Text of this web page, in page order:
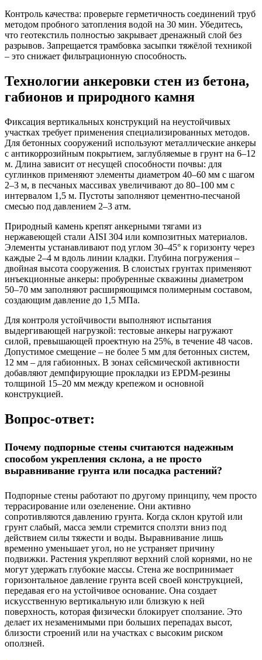
Контроль качества: проверьте герметичность соединений труб
методом пробного затопления водой на 30 мин. Убедитесь,
что геотекстиль полностью закрывает дренажный слой без
разрывов. Запрещается трамбовка засыпки тяжёлой техникой
– это снижает фильтрационную способность.
Технологии анкеровки стен из бетона,
габионов и природного камня
Фиксация вертикальных конструкций на неустойчивых
участках требует применения специализированных методов.
Для бетонных сооружений используют металлические анкеры
с антикоррозийным покрытием, заглубляемые в грунт на 6–12
м. Длина зависит от несущей способности почвы: для
суглинков применяют элементы диаметром 40–60 мм с шагом
2–3 м, в песчаных массивах увеличивают до 80–100 мм с
интервалом 1,5 м. Пустоты заполняют цементно-песчаной
смесью под давлением 2–3 атм.
Природный камень крепят анкерными тягами из
нержавеющей стали AISI 304 или композитных материалов.
Элементы устанавливают под углом 30–45° к горизонту через
каждые 2–4 м вдоль линии кладки. Глубина погружения –
двойная высота сооружения. В слоистых грунтах применяют
инъекционные анкеры: пробуренные скважины диаметром
50–70 мм заполняют расширяющимся полимерным составом,
создающим давление до 1,5 МПа.
Для контроля устойчивости выполняют испытания
выдергивающей нагрузкой: тестовые анкеры нагружают
силой, превышающей проектную на 25%, в течение 48 часов.
Допустимое смещение – не более 5 мм для бетонных систем,
12 мм – для габионных. В зонах сейсмической активности
добавляют демпфирующие прокладки из EPDM-резины
толщиной 15–20 мм между крепежом и основной
конструкцией.
Вопрос-ответ:
Почему подпорные стены считаются надежным
способом укрепления склона, а не просто
выравнивание грунта или посадка растений?
Подпорные стены работают по другому принципу, чем просто
террасирование или озеленение. Они активно
сопротивляются давлению грунта. Когда склон крутой или
грунт слабый, масса земли стремится сползти вниз под
действием силы тяжести и воды. Выравнивание лишь
временно уменьшает угол, но не устраняет причину
подвижки. Растения укрепляют верхний слой корнями, но не
могут удержать глубокие массы. Стена же воспринимает
горизонтальное давление грунта всей своей конструкцией,
передавая его на устойчивое основание. Она создает
искусственную вертикальную или близкую к ней
поверхность, которая физически блокирует сползание. Это
делает их незаменимыми при больших перепадах высот,
близости строений или на участках с высоким риском
оползней.